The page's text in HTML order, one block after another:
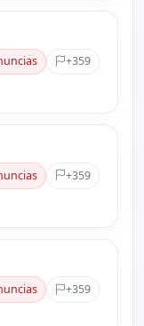
+359
+359
+359